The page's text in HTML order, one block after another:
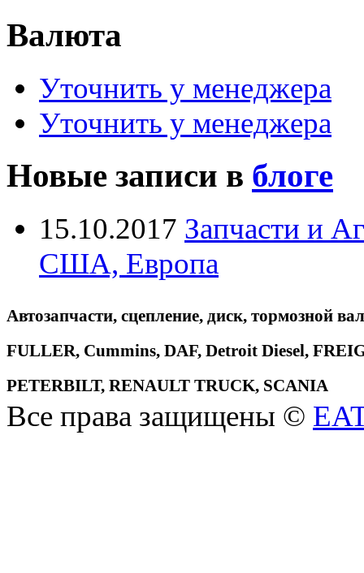
Валюта
Уточнить у менеджера
Уточнить у менеджера
Новые записи в блоге
15.10.2017 Запчасти и
США, Европа
Автозапчасти, сцепление, диск, тормозной
FULLER, Cummins, DAF, Detroit Diesel,
PETERBILT, RENAULT TRUCK, SCANIA
Все права защищены ©